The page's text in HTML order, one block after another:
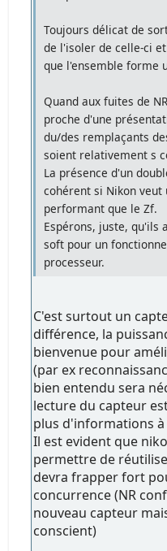
Toujours délicat de
de l'isoler de celle-ci
que l'ensemble forme
Quand aux fuites de
proche d'une
du/des remplaçants
soient relativement s
La présence d'un
cohérent si Nikon veut
performant que le Zf.
Espérons, juste, qu'ils
soft pour un
processeur.
C'est surtout un
différence, la
bienvenue pour
(par ex
bien entendu sera
lecture du capteur
plus d'informations à
Il est evident que
permettre de
devra frapper fort
concurrence (NR
nouveau capteur
conscient)